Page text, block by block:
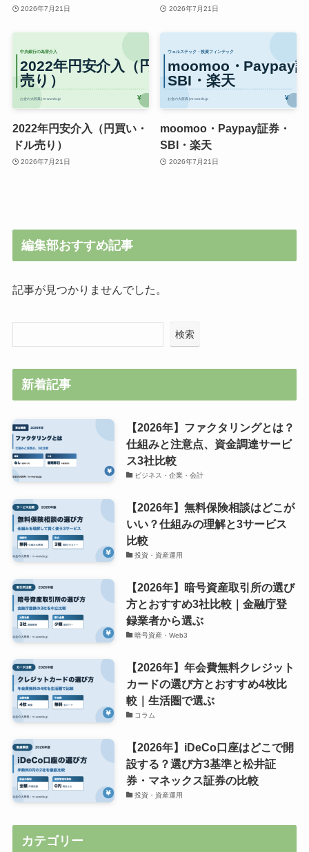
2026年7月21日 2026年7月21日
2022年円安介入（円買い・
ドル売り）
2026年7月21日
moomoo・Paypay証券・
SBI・楽天
2026年7月21日
編集部おすすめ記事
記事が見つかりませんでした。
検索
新着記事
【2026年】ファクタリングとは？
仕組みと注意点、資金調達サービ
ス3社比較
ビジネス・企業・会計
【2026年】無料保険相談はどこが
いい？仕組みの理解と3サービス
比較
投資・資産運用
【2026年】暗号資産取引所の選び
方とおすすめ3社比較｜金融庁登
録業者から選ぶ
暗号資産・Web3
【2026年】年会費無料クレジット
カードの選び方とおすすめ4枚比
較｜生活圏で選ぶ
コラム
【2026年】iDeCo口座はどこで開
設する？選び方3基準と松井証
券・マネックス証券の比較
投資・資産運用
カテゴリー